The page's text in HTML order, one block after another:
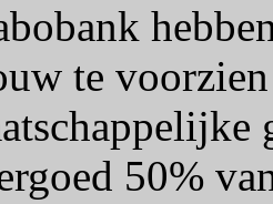
te
50%